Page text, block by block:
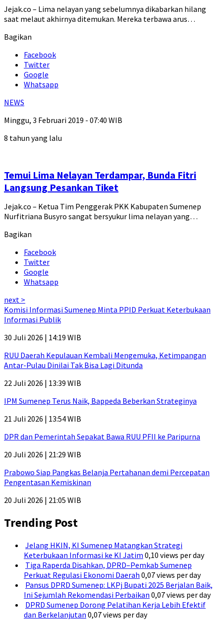
Jejak.co – Lima nelayan yang sebelumnya dikabarkan hilang
saat melaut akhirnya ditemukan. Mereka terbawa arus…
Bagikan
Facebook
Twitter
Google
Whatsapp
NEWS
Minggu, 3 Februari 2019 - 07:40 WIB
8 tahun yang lalu
Temui Lima Nelayan Terdampar, Bunda Fitri
Langsung Pesankan Tiket
Jejak.co – Ketua Tim Penggerak PKK Kabupaten Sumenep
Nurfitriana Busyro sangat bersyukur lima nelayan yang…
Bagikan
Facebook
Twitter
Google
Whatsapp
next >
Komisi Informasi Sumenep Minta PPID Perkuat Keterbukaan
Informasi Publik
30 Juli 2026 | 14:19 WIB
RUU Daerah Kepulauan Kembali Mengemuka, Ketimpangan
Antar-Pulau Dinilai Tak Bisa Lagi Ditunda
22 Juli 2026 | 13:39 WIB
IPM Sumenep Terus Naik, Bappeda Beberkan Strateginya
21 Juli 2026 | 13:54 WIB
DPR dan Pemerintah Sepakat Bawa RUU PFII ke Paripurna
20 Juli 2026 | 21:29 WIB
Prabowo Siap Pangkas Belanja Pertahanan demi Percepatan
Pengentasan Kemiskinan
20 Juli 2026 | 21:05 WIB
Trending Post
Jelang HKIN, KI Sumenep Matangkan Strategi
Keterbukaan Informasi ke KI Jatim 0,10 views per day
Tiga Raperda Disahkan, DPRD–Pemkab Sumenep
Perkuat Regulasi Ekonomi Daerah 0,07 views per day
Pansus DPRD Sumenep: LKPj Bupati 2025 Berjalan Baik,
Ini Sejumlah Rekomendasi Perbaikan 0,07 views per day
DPRD Sumenep Dorong Pelatihan Kerja Lebih Efektif
dan Berkelanjutan 0,07 views per day